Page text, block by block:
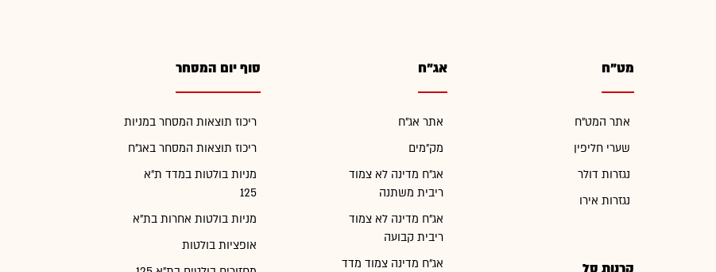
מט"ח
אתר המט"ח
שערי חליפין
נגזרות דולר
נגזרות אירו
אג"ח
אתר אג"ח
מק"מים
אג"ח מדינה לא צמוד
ריבית משתנה
אג"ח מדינה לא צמוד
ריבית קבועה
אג"ח מדינה צמוד מדד
סוף יום המסחר
ריכוז תוצאות המסחר במניות
ריכוז תוצאות המסחר באג"ח
מניות בולטות במדד ת"א
125
מניות בולטות אחרות בת"א
אופציות בולטות